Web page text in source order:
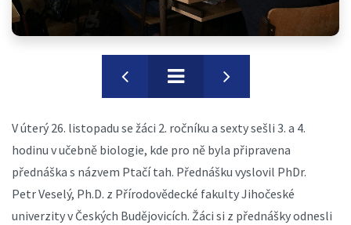
V úterý 26. listopadu se žáci 2. ročníku a sexty sešli 3. a 4.
hodinu v učebně biologie, kde pro ně byla připravena
přednáška s názvem Ptačí tah. Přednášku vyslovil PhDr.
Petr Veselý, Ph.D. z Přírodovědecké fakulty Jihočeské
univerzity v Českých Budějovicích. Žáci si z přednášky odnesli